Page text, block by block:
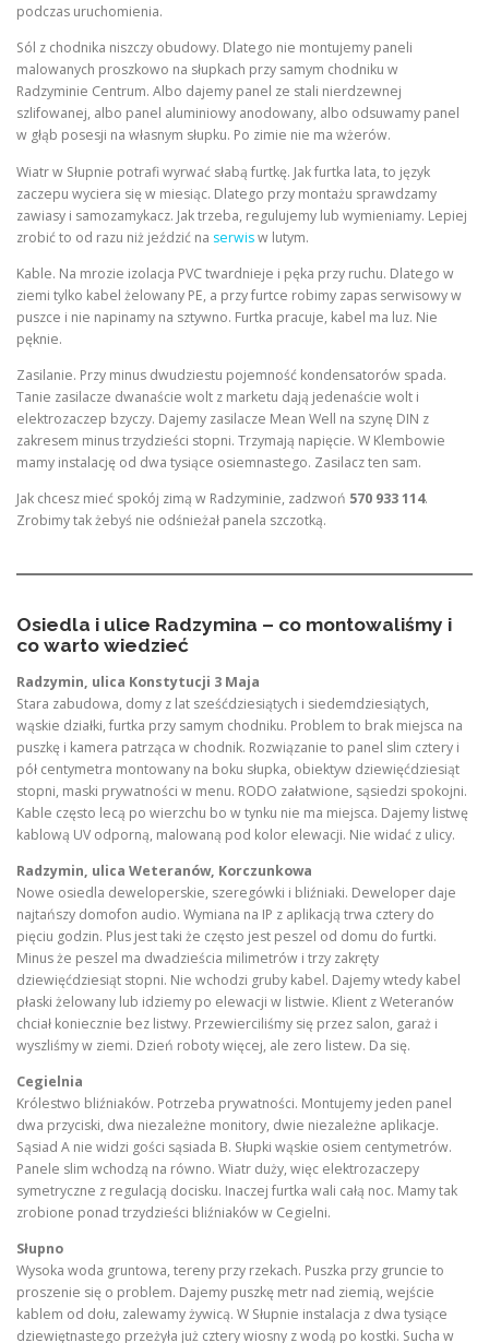
podczas uruchomienia.
Sól z chodnika niszczy obudowy. Dlatego nie montujemy paneli
malowanych proszkowo na słupkach przy samym chodniku w
Radzyminie Centrum. Albo dajemy panel ze stali nierdzewnej
szlifowanej, albo panel aluminiowy anodowany, albo odsuwamy panel
w głąb posesji na własnym słupku. Po zimie nie ma wżerów.
Wiatr w Słupnie potrafi wyrwać słabą furtkę. Jak furtka lata, to język
zaczepu wyciera się w miesiąc. Dlatego przy montażu sprawdzamy
zawiasy i samozamykacz. Jak trzeba, regulujemy lub wymieniamy. Lepiej
zrobić to od razu niż jeździć na serwisw lutym.
Kable. Na mrozie izolacja PVC twardnieje i pęka przy ruchu. Dlatego w
ziemi tylko kabel żelowany PE, a przy furtce robimy zapas serwisowy w
puszce i nie napinamy na sztywno. Furtka pracuje, kabel ma luz. Nie
pęknie.
Zasilanie. Przy minus dwudziestu pojemność kondensatorów spada.
Tanie zasilacze dwanaście wolt z marketu dają jedenaście wolt i
elektrozaczep bzyczy. Dajemy zasilacze Mean Well na szynę DIN z
zakresem minus trzydzieści stopni. Trzymają napięcie. W Klembowie
mamy instalację od dwa tysiące osiemnastego. Zasilacz ten sam.
Jak chcesz mieć spokój zimą w Radzyminie, zadzwoń 570 933 114.
Zrobimy tak żebyś nie odśnieżał panela szczotką.
Osiedla i ulice Radzymina – co montowaliśmy i
co warto wiedzieć
Radzymin, ulica Konstytucji 3 Maja
Stara zabudowa, domy z lat sześćdziesiątych i siedemdziesiątych,
wąskie działki, furtka przy samym chodniku. Problem to brak miejsca na
puszkę i kamera patrząca w chodnik. Rozwiązanie to panel slim cztery i
pół centymetra montowany na boku słupka, obiektyw dziewięćdziesiąt
stopni, maski prywatności w menu. RODO załatwione, sąsiedzi spokojni.
Kable często lecą po wierzchu bo w tynku nie ma miejsca. Dajemy listwę
kablową UV odporną, malowaną pod kolor elewacji. Nie widać z ulicy.
Radzymin, ulica Weteranów, Korczunkowa
Nowe osiedla deweloperskie, szeregówki i bliźniaki. Deweloper daje
najtańszy domofon audio. Wymiana na IP z aplikacją trwa cztery do
pięciu godzin. Plus jest taki że często jest peszel od domu do furtki.
Minus że peszel ma dwadzieścia milimetrów i trzy zakręty
dziewięćdziesiąt stopni. Nie wchodzi gruby kabel. Dajemy wtedy kabel
płaski żelowany lub idziemy po elewacji w listwie. Klient z Weteranów
chciał koniecznie bez listwy. Przewierciliśmy się przez salon, garaż i
wyszliśmy w ziemi. Dzień roboty więcej, ale zero listew. Da się.
Cegielnia
Królestwo bliźniaków. Potrzeba prywatności. Montujemy jeden panel
dwa przyciski, dwa niezależne monitory, dwie niezależne aplikacje.
Sąsiad A nie widzi gości sąsiada B. Słupki wąskie osiem centymetrów.
Panele slim wchodzą na równo. Wiatr duży, więc elektrozaczepy
symetryczne z regulacją docisku. Inaczej furtka wali całą noc. Mamy tak
zrobione ponad trzydzieści bliźniaków w Cegielni.
Słupno
Wysoka woda gruntowa, tereny przy rzekach. Puszka przy gruncie to
proszenie się o problem. Dajemy puszkę metr nad ziemią, wejście
kablem od dołu, zalewamy żywicą. W Słupnie instalacja z dwa tysiące
dziewiętnastego przeżyła już cztery wiosny z wodą po kostki. Sucha w